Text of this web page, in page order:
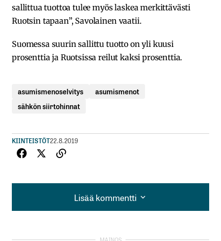
sallittua tuottoa tulee myös laskea merkittävästi
Ruotsin tapaan”, Savolainen vaatii.
Suomessa suurin sallittu tuotto on yli kuusi
prosenttia ja Ruotsissa reilut kaksi prosenttia.
asumismenoselvitys
asumismenot
sähkön siirtohinnat
KIINTEISTÖT22.8.2019
Lisää kommentti
Lisää kommentti